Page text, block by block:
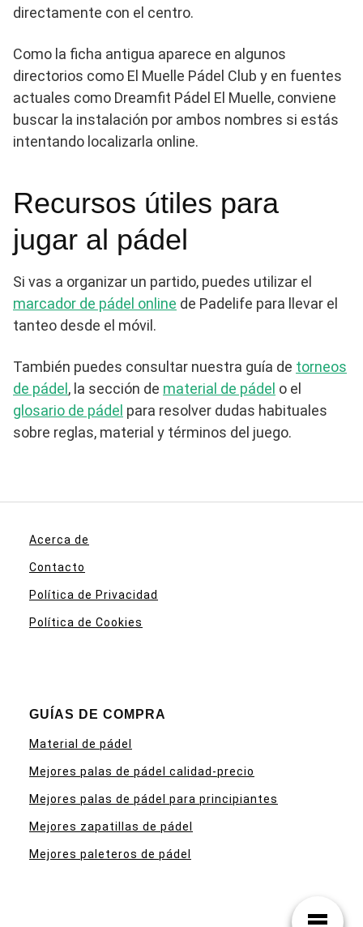
directamente con el centro.
Como la ficha antigua aparece en algunos
directorios como El Muelle Pádel Club y en fuentes
actuales como Dreamfit Pádel El Muelle, conviene
buscar la instalación por ambos nombres si estás
intentando localizarla online.
Recursos útiles para
jugar al pádel
Si vas a organizar un partido, puedes utilizar el
marcador de pádel online de Padelife para llevar el
tanteo desde el móvil.
También puedes consultar nuestra guía de torneos
de pádel, la sección de material de pádel o el
glosario de pádel para resolver dudas habituales
sobre reglas, material y términos del juego.
Acerca de
Contacto
Política de Privacidad
Política de Cookies
GUÍAS DE COMPRA
Material de pádel
Mejores palas de pádel calidad-precio
Mejores palas de pádel para principiantes
Mejores zapatillas de pádel
Mejores paleteros de pádel